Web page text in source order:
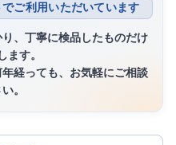
ご利用いただいています
、丁寧に検品したものだけ
ます。
経っても、お気軽にご相談
。